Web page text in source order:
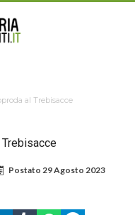
al Trebisacce
Postato 29 Agosto 2023